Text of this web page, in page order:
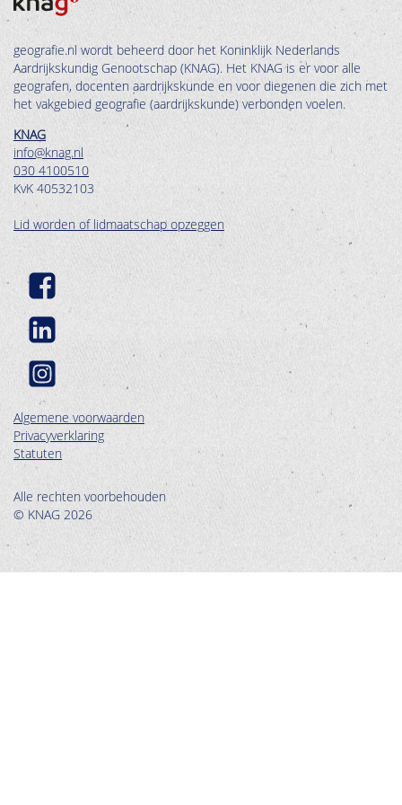
geografie.nl wordt beheerd door het Koninklijk Nederlands
Aardrijkskundig Genootschap (KNAG). Het KNAG is er voor alle
geografen, docenten aardrijkskunde en voor diegenen die zich met
het vakgebied geografie (aardrijkskunde) verbonden voelen.
KNAG
info@knag.nl
030 4100510
KvK 40532103
Lid worden of lidmaatschap opzeggen
Algemene voorwaarden
Privacyverklaring
Statuten
Alle rechten voorbehouden
© KNAG 2026